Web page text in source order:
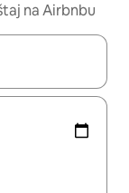
na Airbnbu
i dolje pomoću